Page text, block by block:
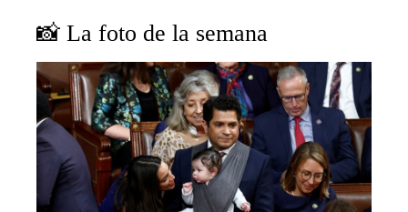
📸 La foto de la semana